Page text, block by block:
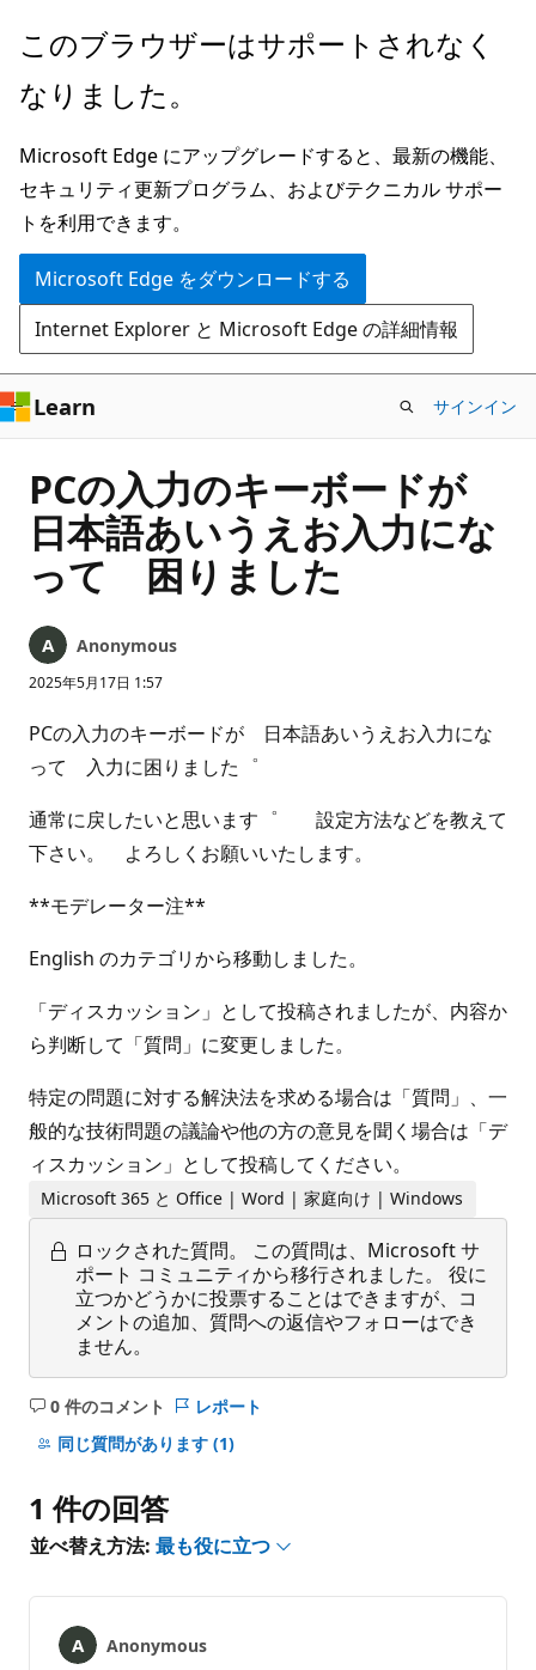
メ
ン
ン
テ
ン
ツ
に
ス
キ
ッ
プ
このブラウザーはサポートされなく
なりました。
Microsoft Edge にアップグレードすると、最新の機能、
セキュリティ更新プログラム、およびテクニカル サポー
トを利用できます。
Microsoft Edge をダウンロードする
Internet Explorer と Microsoft Edge の詳細情報
Learn サインイン
PCの入力のキーボードが
日本語あいうえお入力にな
って 困りました
Anonymous
2025年5月17日 1:57
PCの入力のキーボードが 日本語あいうえお入力にな
って 入力に困りました゜
通常に戻したいと思います゜ 設定方法などを教えて
下さい。 よろしくお願いいたします。
**モデレーター注**
English のカテゴリから移動しました。
「ディスカッション」として投稿されましたが、内容か
ら判断して「質問」に変更しました。
特定の問題に対する解決法を求める場合は「質問」、一
般的な技術問題の議論や他の方の意見を聞く場合は「デ
ィスカッション」として投稿してください。
Microsoft 365 と Office | Word | 家庭向け | Windows
ロックされた質問。
この質問は、Microsoft サ
ポート コミュニティから移行されました。 役に
立つかどうかに投票することはできますが、コ
メントの追加、質問への返信やフォローはでき
ません。
0 件のコメント
コ
メ
は
あ
ま
ん
レポート
同じ質問があります (1)
1 件の回答
並べ替え方法: 最も役に立つ
Anonymous